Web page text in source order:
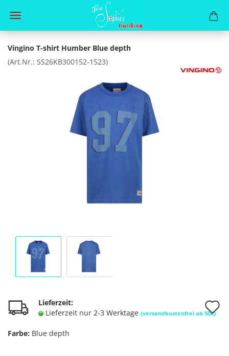
Vingino T-shirt Humber Blue depth
(Art.Nr.: SS26KB300152-1523)
Lieferzeit:
Lieferzeit nur 2-3 Werktage (versandkostenfrei ab 50€)
Farbe: Blue depth